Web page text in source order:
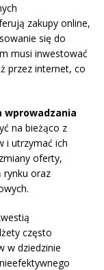
zakupy online,
się do
musi inwestować
przez internet, co
wprowadzania
na bieżąco z
i utrzymać ich
oferty,
oraz
często
w dziedzinie